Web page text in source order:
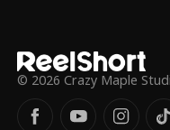
© 2026 Crazy Maple